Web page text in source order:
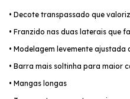
• Decote transpassado que
• Franzido nas duas laterais que
• Modelagem levemente ajustada
• Barra mais soltinha para maior
• Mangas longas